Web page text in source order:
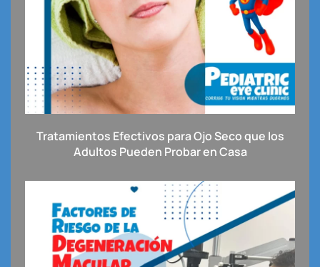
Tratamientos Efectivos para Ojo Seco que los
Adultos Pueden Probar en Casa